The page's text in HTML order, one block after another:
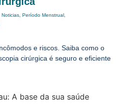
Noticias Período Menstrual
e riscos. Saiba como o
cirúrgica é seguro e eficiente